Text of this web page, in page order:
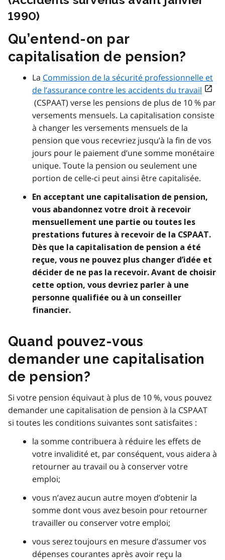
1990)
Qu’entend-on par
capitalisation de pension?
La Commission de la sécurité professionnelle et
de l’assurance contre les accidents du travail open_in_new
(CSPAAT) verse les pensions de plus de 10 % par
versements mensuels. La capitalisation consiste
à changer les versements mensuels de la
pension que vous recevriez jusqu’à la fin de vos
jours pour le paiement d’une somme monétaire
unique. Toute la pension ou seulement une
portion de celle-ci peut ainsi être capitalisée.
En acceptant une capitalisation de pension,
vous abandonnez votre droit à recevoir
mensuellement une partie ou toutes les
prestations futures à recevoir de la CSPAAT.
Dès que la capitalisation de pension a été
reçue, vous ne pouvez plus changer d’idée et
décider de ne pas la recevoir. Avant de choisir
cette option, vous devriez parler à une
personne qualifiée ou à un conseiller
financier.
Quand pouvez-vous
demander une capitalisation
de pension?
Si votre pension équivaut à plus de 10 %, vous pouvez
demander une capitalisation de pension à la CSPAAT
si toutes les conditions suivantes sont satisfaites :
la somme contribuera à réduire les effets de
votre invalidité et, par conséquent, vous aidera à
retourner au travail ou à conserver votre
emploi;
vous n’avez aucun autre moyen d’obtenir la
somme dont vous avez besoin pour retourner
travailler ou conserver votre emploi;
vous serez toujours en mesure d’assumer vos
dépenses courantes après avoir reçu la